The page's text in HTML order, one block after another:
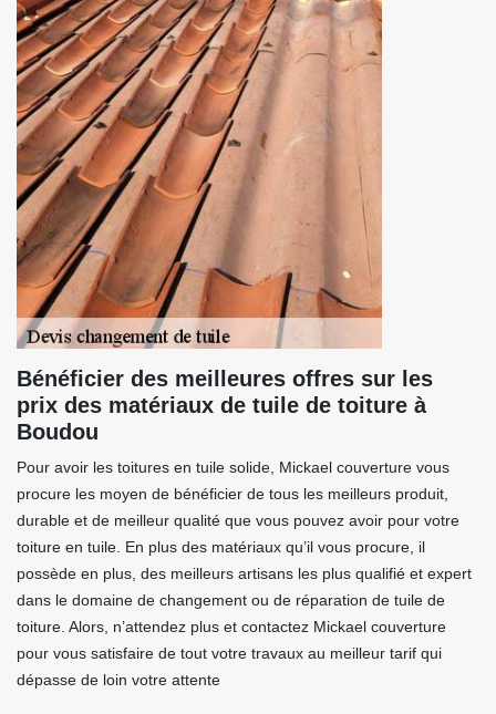
Bénéficier des meilleures offres sur les
prix des matériaux de tuile de toiture à
Boudou
Pour avoir les toitures en tuile solide, Mickael couverture vous
procure les moyen de bénéficier de tous les meilleurs produit,
durable et de meilleur qualité que vous pouvez avoir pour votre
toiture en tuile. En plus des matériaux qu’il vous procure, il
possède en plus, des meilleurs artisans les plus qualifié et expert
dans le domaine de changement ou de réparation de tuile de
toiture. Alors, n’attendez plus et contactez Mickael couverture
pour vous satisfaire de tout votre travaux au meilleur tarif qui
dépasse de loin votre attente